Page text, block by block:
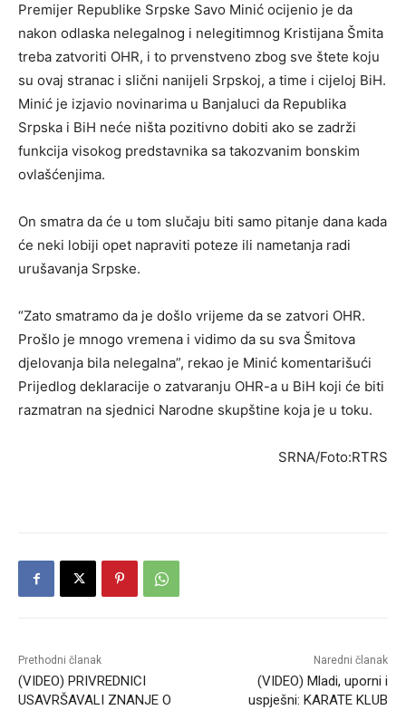
Premijer Republike Srpske Savo Minić ocijenio je da
nakon odlaska nelegalnog i nelegitimnog Kristijana Šmita
treba zatvoriti OHR, i to prvenstveno zbog sve štete koju
su ovaj stranac i slični nanijeli Srpskoj, a time i cijeloj BiH.
Minić je izjavio novinarima u Banjaluci da Republika
Srpska i BiH neće ništa pozitivno dobiti ako se zadrži
funkcija visokog predstavnika sa takozvanim bonskim
ovlašćenjima.
On smatra da će u tom slučaju biti samo pitanje dana kada
će neki lobiji opet napraviti poteze ili nametanja radi
urušavanja Srpske.
“Zato smatramo da je došlo vrijeme da se zatvori OHR.
Prošlo je mnogo vremena i vidimo da su sva Šmitova
djelovanja bila nelegalna”, rekao je Minić komentarišući
Prijedlog deklaracije o zatvaranju OHR-a u BiH koji će biti
razmatran na sjednici Narodne skupštine koja je u toku.
SRNA/Foto:RTRS
Prethodni članak
(VIDEO) PRIVREDNICI
USAVRŠAVALI ZNANJE O
Naredni članak
(VIDEO) Mladi, uporni i
uspješni: KARATE KLUB